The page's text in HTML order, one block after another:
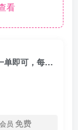
看
海外美金AI掘金项目，200U可入门槛，一天一单即可，每天1000-2000很轻松！
员 免费